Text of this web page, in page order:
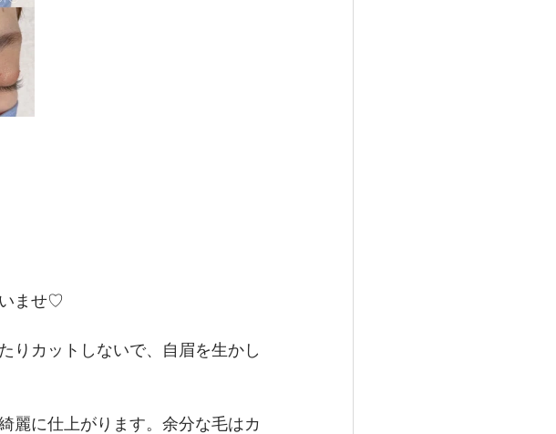
ませ♡
りカットしないで、自眉を生かし
麗に仕上がります。余分な毛はカ